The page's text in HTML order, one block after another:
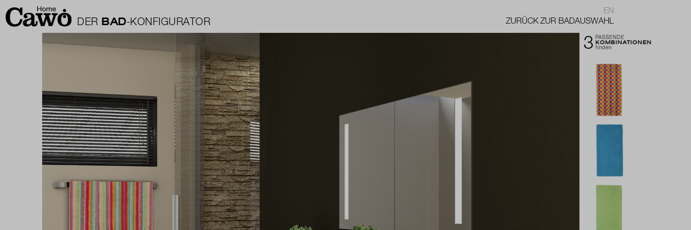
DER BAD-KONFIGURATOR
EN
ZURÜCK ZUR BADAUSWAHL
3 PASSENDE
KOMBINATIONEN
finden